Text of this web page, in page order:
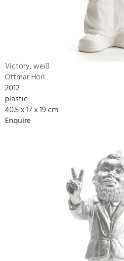
Victory, weiß
Ottmar Hörl
2012
plastic
40.5 x 17 x 19 cm
Enquire